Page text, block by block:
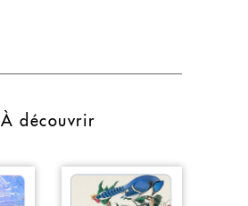
À découvrir